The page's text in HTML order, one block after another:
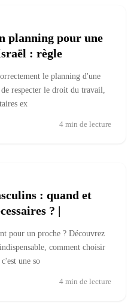
planning pour une
: règle
le planning d'une
respecter le droit du travail,
ex
4 min de lecture
: quand et
? |
pour un proche ? Découvrez
comment choisir
une so
4 min de lecture